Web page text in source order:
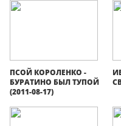
ПСОЙ КОРОЛЕНКО -
БУРАТИНО БЫЛ ТУПОЙ
(2011-08-17)